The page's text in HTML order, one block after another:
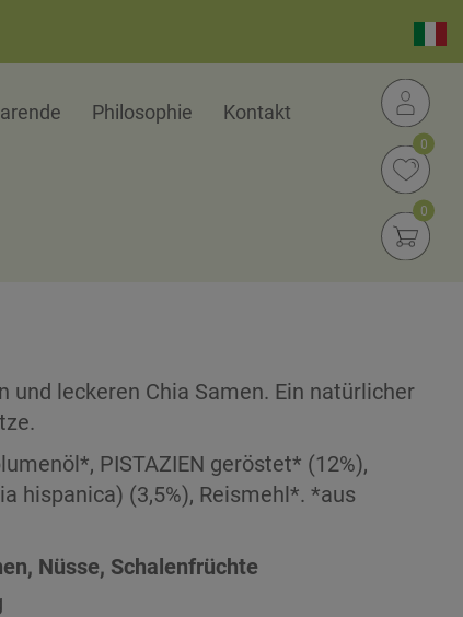
Philosophie Kontakt
0
0
leckeren Chia Samen. Ein natürlicher
PISTAZIEN geröstet* (12%),
hispanica) (3,5%), Reismehl*. *aus
Nüsse, Schalenfrüchte